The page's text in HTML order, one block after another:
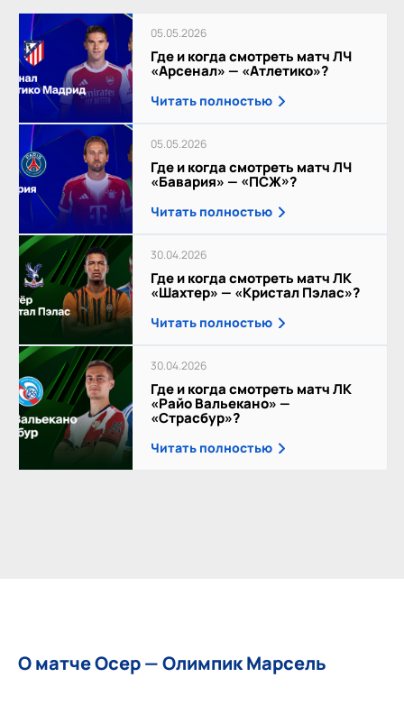
05.05.2026
Где и когда смотреть матч ЛЧ
«Арсенал» — «Атлетико»?
Читать полностью
05.05.2026
Где и когда смотреть матч ЛЧ
«Бавария» — «ПСЖ»?
Читать полностью
30.04.2026
Где и когда смотреть матч ЛК
«Шахтер» — «Кристал Пэлас»?
Читать полностью
30.04.2026
Где и когда смотреть матч ЛК
«Райо Вальекано» —
«Страсбур»?
Читать полностью
О матче Осер — Олимпик Марсель